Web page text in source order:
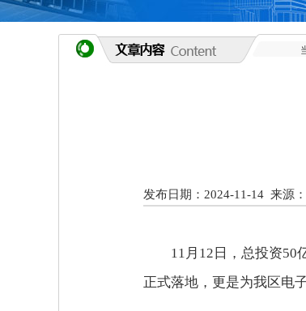
发布日期：2024-11-14 来源
11月12日，总投资50
正式落地，更是为我区电